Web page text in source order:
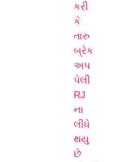
કરી
કે
તારુ
બ્રેક
અપ
પેલી
RJ
ના
લીધે
થયુ
છે